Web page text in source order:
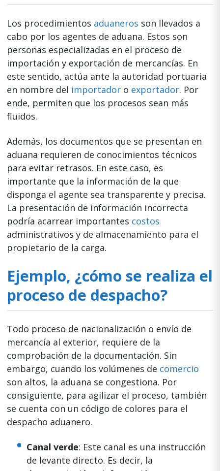
Los procedimientos aduaneros son llevados a
cabo por los agentes de aduana. Estos son
personas especializadas en el proceso de
importación y exportación de mercancías. En
este sentido, actúa ante la autoridad portuaria
en nombre del importadoro exportador. Por
ende, permiten que los procesos sean más
fluidos.
Además, los documentos que se presentan en
aduana requieren de conocimientos técnicos
para evitar retrasos. En este caso, es
importante que la información de la que
disponga el agente sea transparente y precisa.
La presentación de información incorrecta
podría acarrear importantes costos
administrativos y de almacenamiento para el
propietario de la carga.
Ejemplo, ¿cómo se realiza el
proceso de despacho?
Todo proceso de nacionalización o envío de
mercancía al exterior, requiere de la
comprobación de la documentación. Sin
embargo, cuando los volúmenes de comercio
son altos, la aduana se congestiona. Por
consiguiente, para agilizar el proceso, también
se cuenta con un código de colores para el
despacho aduanero.
Canal verde: Este canal es una instrucción
de levante directo. Es decir, la